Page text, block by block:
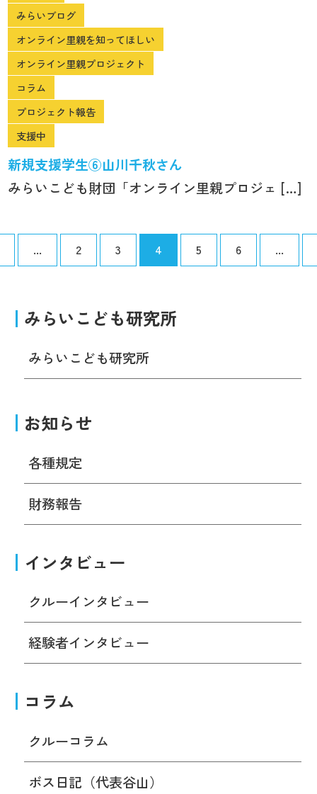
みらいブログ
オンライン里親を知ってほしい
オンライン里親プロジェクト
コラム
プロジェクト報告
支援中
新規支援学生⑥山川千秋さん
みらいこども財団「オンライン里親プロジェ […]
... 2 3 4 5 6 ...
みらいこども研究所
みらいこども研究所
お知らせ
各種規定
財務報告
インタビュー
クルーインタビュー
経験者インタビュー
コラム
クルーコラム
ボス日記（代表谷山）